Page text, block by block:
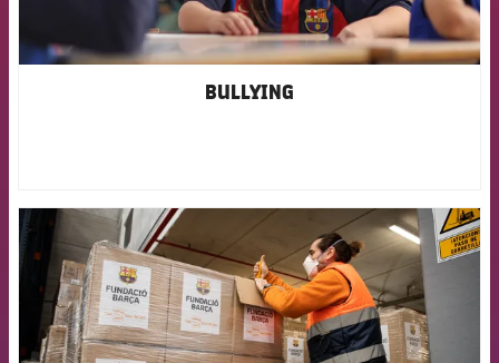
BULLYING
FCB Barcelona badge